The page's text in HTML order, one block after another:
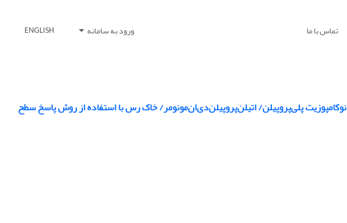
تماس با ما ورود به سامانه ENGLISH
پلی‌پروپیلن/ اتیلن‌پروپیلن‌دی‌ان‌مونومر/ خاک رس با استفاده از روش پاسخ ‌سطح